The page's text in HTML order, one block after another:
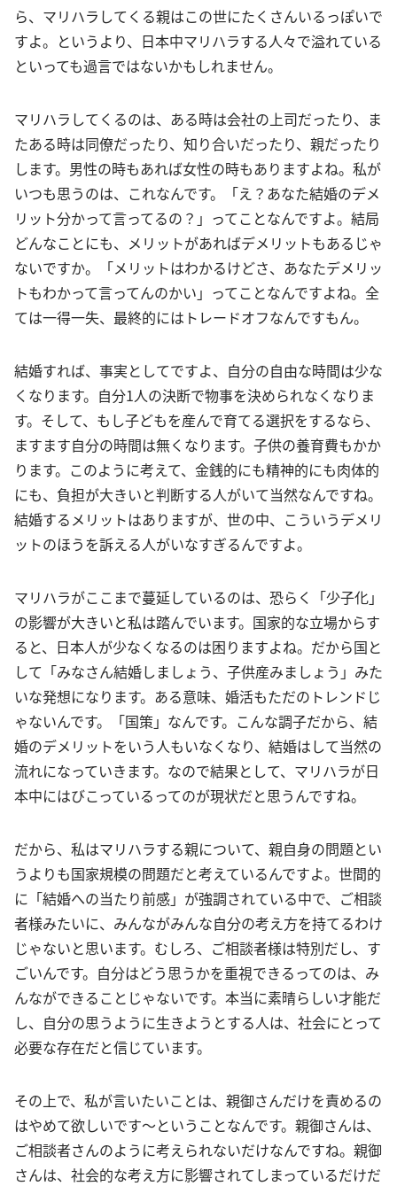
ら、マリハラしてくる親はこの世にたくさんいるっぽいで
すよ。というより、日本中マリハラする人々で溢れている
といっても過言ではないかもしれません。
マリハラしてくるのは、ある時は会社の上司だったり、ま
たある時は同僚だったり、知り合いだったり、親だったり
します。男性の時もあれば女性の時もありますよね。私が
いつも思うのは、これなんです。「え？あなた結婚のデメ
リット分かって言ってるの？」ってことなんですよ。結局
どんなことにも、メリットがあればデメリットもあるじゃ
ないですか。「メリットはわかるけどさ、あなたデメリッ
トもわかって言ってんのかい」ってことなんですよね。全
ては一得一失、最終的にはトレードオフなんですもん。
結婚すれば、事実としてですよ、自分の自由な時間は少な
くなります。自分1人の決断で物事を決められなくなりま
す。そして、もし子どもを産んで育てる選択をするなら、
ますます自分の時間は無くなります。子供の養育費もかか
ります。このように考えて、金銭的にも精神的にも肉体的
にも、負担が大きいと判断する人がいて当然なんですね。
結婚するメリットはありますが、世の中、こういうデメリ
ットのほうを訴える人がいなすぎるんですよ。
マリハラがここまで蔓延しているのは、恐らく「少子化」
の影響が大きいと私は踏んでいます。国家的な立場からす
ると、日本人が少なくなるのは困りますよね。だから国と
して「みなさん結婚しましょう、子供産みましょう」みた
いな発想になります。ある意味、婚活もただのトレンドじ
ゃないんです。「国策」なんです。こんな調子だから、結
婚のデメリットをいう人もいなくなり、結婚はして当然の
流れになっていきます。なので結果として、マリハラが日
本中にはびこっているってのが現状だと思うんですね。
だから、私はマリハラする親について、親自身の問題とい
うよりも国家規模の問題だと考えているんですよ。世間的
に「結婚への当たり前感」が強調されている中で、ご相談
者様みたいに、みんながみんな自分の考え方を持てるわけ
じゃないと思います。むしろ、ご相談者様は特別だし、す
ごいんです。自分はどう思うかを重視できるってのは、み
んなができることじゃないです。本当に素晴らしい才能だ
し、自分の思うように生きようとする人は、社会にとって
必要な存在だと信じています。
その上で、私が言いたいことは、親御さんだけを責めるの
はやめて欲しいです〜ということなんです。親御さんは、
ご相談者さんのように考えられないだけなんですね。親御
さんは、社会的な考え方に影響されてしまっているだけだ